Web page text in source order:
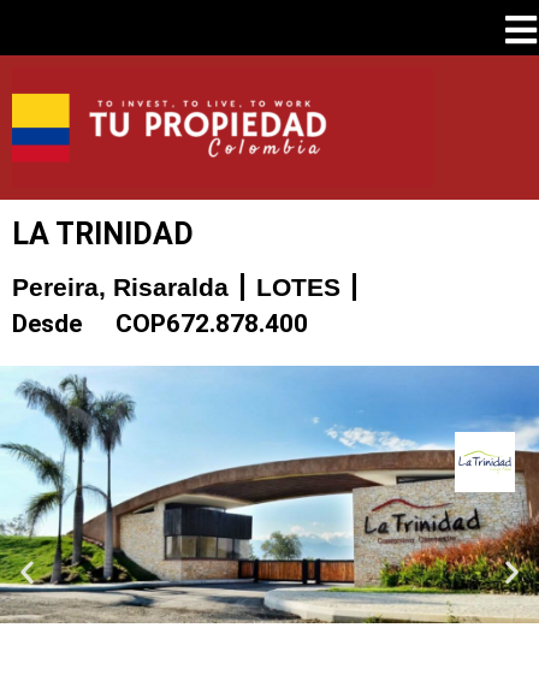
LA TRINIDAD
Pereira, Risaralda LOTES
Desde COP672.878.400